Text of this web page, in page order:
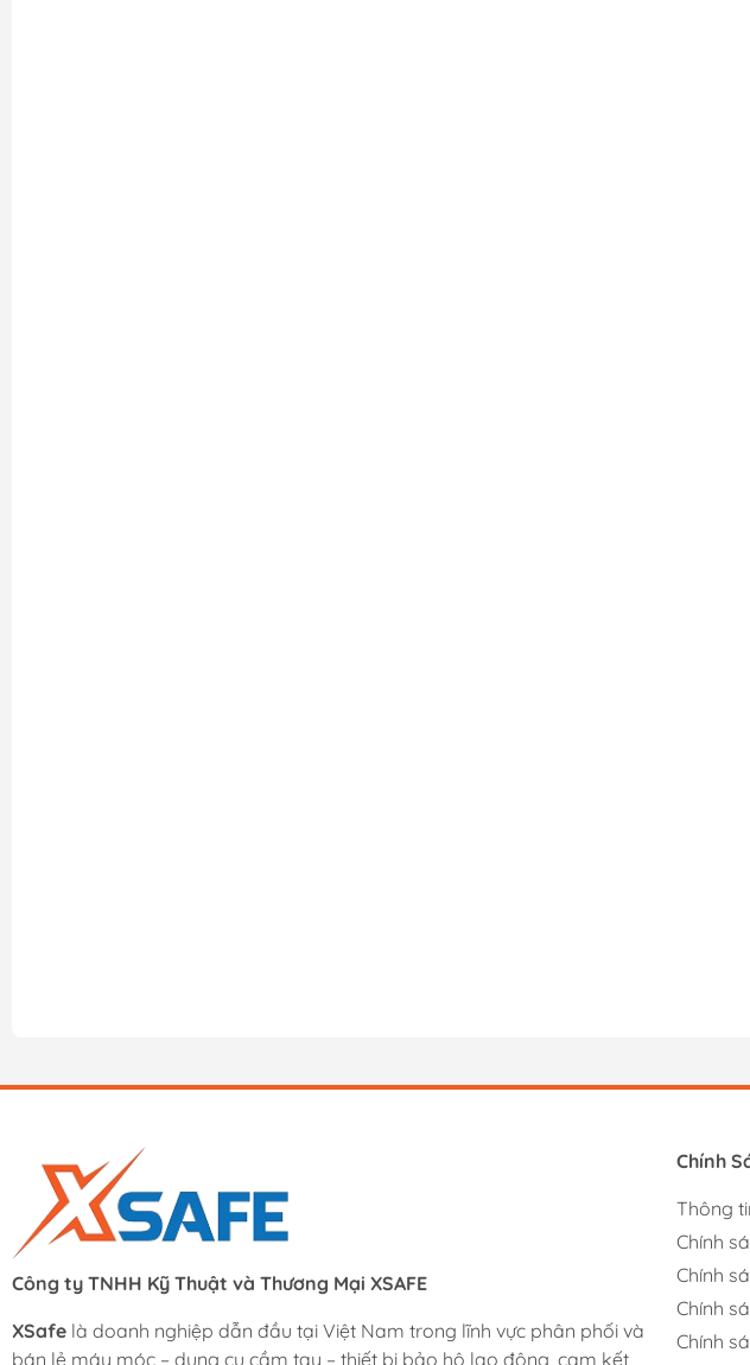
Công ty TNHH Kỹ Thuật và Thương Mại XSAFE
XSafe là doanh nghiệp dẫn đầu tại Việt Nam trong lĩnh vực phân phối và
bán lẻ máy móc – dụng cụ cầm tay – thiết bị bảo hộ lao động, cam kết
Chính
Thông
Chính
Chính
Chính
Chính